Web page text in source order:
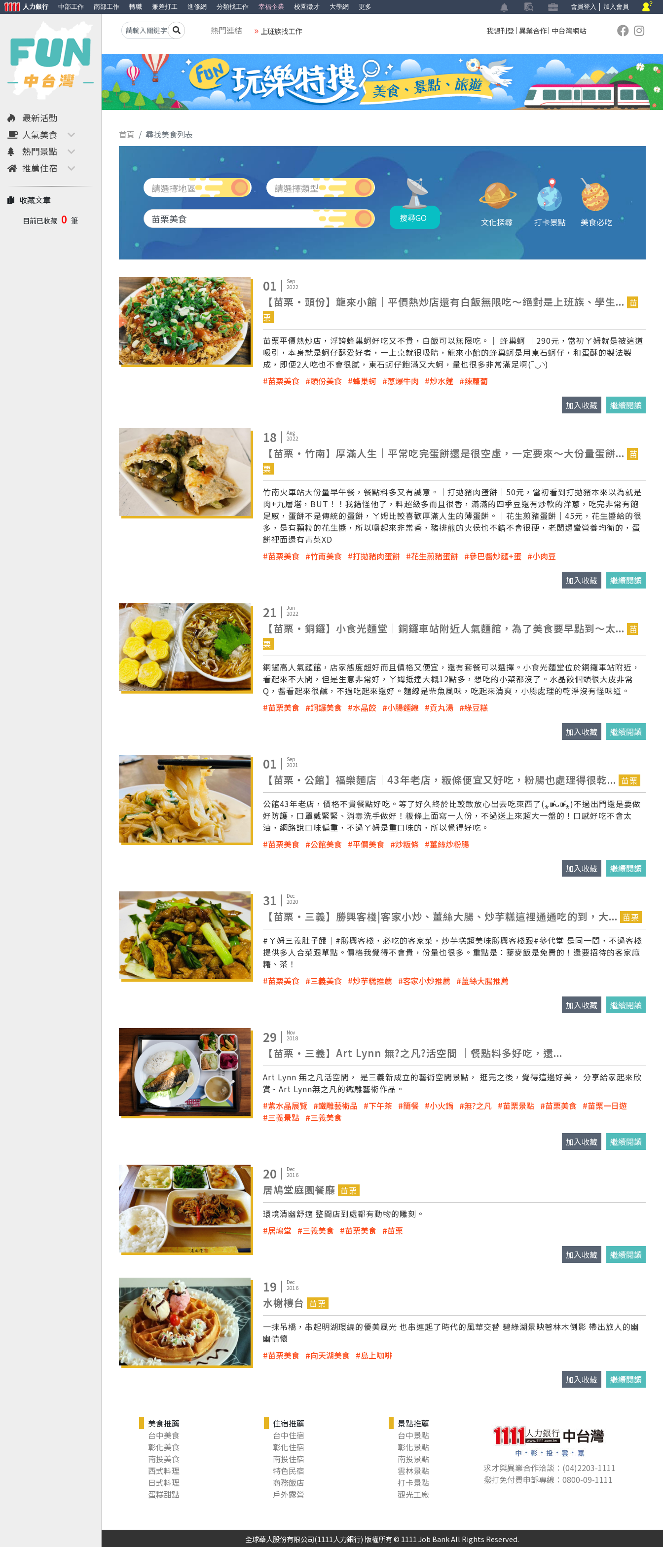
會員登入 加入會員
人力銀行 中部工作 南部工作 轉職 兼差打工 進修網 分類找工作 幸福企業 校園徵才 大學網 更多
最新活動
人氣美食
熱門景點
推薦住宿
收藏文章
目前已收藏 0 筆
熱門連結 上班族找工作 我想刊登 異業合作 中台灣網站
首頁 尋找美食列表
請選擇地區 請選擇類型
搜尋GO 文化探尋 打卡景點 美食必吃
01
Sep
2022
【苗栗·頭份】龍來小館｜平價熱炒店還有白飯無限吃～絕對是上班族、學生... 苗
栗
苗栗平價熱炒店，浮誇蜂巢蚵好吃又不貴，白飯可以無限吃。│ 蜂巢蚵 │290元，當初ㄚ姆就是被這道
吸引，本身就是蚵仔酥愛好者，一上桌就很吸睛，龍來小館的蜂巢蚵是用東石蚵仔，和蛋酥的製法製
成，即便2人吃也不會很膩，東石蚵仔飽滿又大蚵，量也很多非常滿足啊(‾◡◝)
苗栗美食
頭份美食 蜂巢蚵 蔥爆牛肉 炒水蓮 辣蘿蔔
加入收藏 繼續閱讀
18
Aug
2022
【苗栗·竹南】厚滿人生｜平常吃完蛋餅還是很空虛，一定要來～大份量蛋餅... 苗
栗
竹南火車站大份量早午餐，餐點料多又有誠意。│打拋豬肉蛋餅│50元，當初看到打拋豬本來以為就是
肉+九層塔，BUT！！我錯怪他了，料超級多而且很香，滿滿的四季豆還有炒軟的洋蔥，吃完非常有飽
足感，蛋餅不是傳統的蛋餅，ㄚ姆比較喜歡厚滿人生的薄蛋餅。│花生煎豬蛋餅│45元，花生醬給的很
多，是有顆粒的花生醬，所以嚼起來非常香，豬排煎的火侯也不錯不會很硬，老闆還蠻營養均衡的，蛋
餅裡面還有青菜XD
苗栗美食
竹南美食 打拋豬肉蛋餅 花生煎豬蛋餅 參巴醬炒麵+蛋 小肉豆
加入收藏 繼續閱讀
21
Jun
2022
【苗栗·銅鑼】小食光麵堂｜銅鑼車站附近人氣麵館，為了美食要早點到～太... 苗
栗
銅鑼高人氣麵館，店家態度超好而且價格又便宜，還有套餐可以選擇。小食光麵堂位於銅鑼車站附近，
看起來不大間，但是生意非常好，ㄚ姆抵達大概12點多，想吃的小菜都沒了。水晶餃個頭很大皮非常
Q，醬看起來很鹹，不過吃起來還好。麵線是柴魚風味，吃起來清爽，小腸處理的乾淨沒有怪味道。
苗栗美食
銅鑼美食 水晶餃 小腸麵線 貢丸湯 綠豆糕
加入收藏 繼續閱讀
01
Sep
2021
【苗栗‧公館】福樂麵店｜43年老店，粄條便宜又好吃，粉腸也處理得很乾... 苗栗
公館43年老店，價格不貴餐點好吃。等了好久終於比較敢放心出去吃東西了(⁎⁍̴̛ᴗ⁍̴̛⁎)不過出門還是要做
好防護，口罩戴緊緊、消毒洗手做好！粄條上面寫一人份，不過送上來超大一盤的！口感好吃不會太
油，網路說口味偏重，不過ㄚ姆是重口味的，所以覺得好吃。
苗栗美食
公館美食 平價美食 炒粄條 薑絲炒粉腸
加入收藏 繼續閱讀
31
Dec
2020
【苗栗·三義】勝興客棧|客家小炒、薑絲大腸、炒芋糕這裡通通吃的到，大... 苗栗
#ㄚ姆三義肚子餓｜#勝興客棧，必吃的客家菜，炒芋糕超美味勝興客棧跟#參代堂 是同一間，不過客棧
提供多人合菜跟單點。價格我覺得不會貴，份量也很多。重點是：藜麥飯是免費的！還要招待的客家麻
糬、茶！
苗栗美食
三義美食 炒芋糕推薦 客家小炒推薦 薑絲大腸推薦
加入收藏 繼續閱讀
29
Nov
2018
【苗栗·三義】Art Lynn 無?之凡?活空間 │餐點料多好吃，還...
Art Lynn 無之凡活空間， 是三義新成立的藝術空間景點， 逛完之後，覺得這邊好美， 分享給家起來欣
賞~ Art Lynn無之凡的鐵雕藝術作品。
紫水晶展覽
鐵雕藝術品 下午茶 簡餐 小火鍋 無?之凡 苗栗景點 苗栗美食
苗栗一日遊
三義景點
三義美食
加入收藏 繼續閱讀
20
Dec
2016
居鳩堂庭園餐廳 苗栗
環境清幽舒適 整間店到處都有動物的雕刻。
居鳩堂
三義美食 苗栗美食 苗栗
加入收藏 繼續閱讀
19
Dec
2016
水榭樓台 苗栗
一抹吊橋，串起明湖環繞的優美風光 也串連起了時代的風華交替 碧綠湖景映著林木倒影 帶出旅人的幽
幽情懷
苗栗美食
向天湖美食 島上咖啡
加入收藏 繼續閱讀
美食推薦
台中美食
彰化美食
南投美食
西式料理
日式料理
蛋糕甜點
住宿推薦
台中住宿
彰化住宿
南投住宿
特色民宿
商務飯店
戶外露營
景點推薦
台中景點
彰化景點
南投景點
雲林景點
打卡景點
觀光工廠
求才與異業合作洽談：(04)2203-1111
撥打免付費申訴專線：0800-09-1111
全球華人股份有限公司(1111人力銀行) 版權所有 © 1111 Job Bank All Rights Reserved.